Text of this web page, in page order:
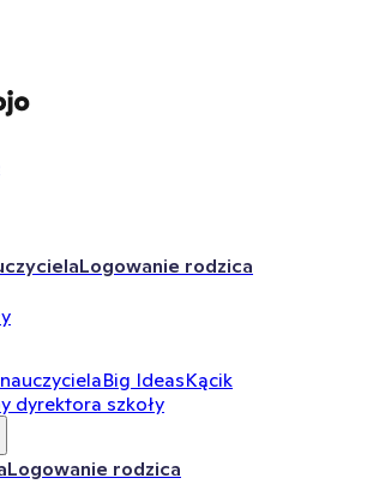
Logowanie rodzica
Big IdeasKącik
dyrektora szkoły
Logowanie rodzica